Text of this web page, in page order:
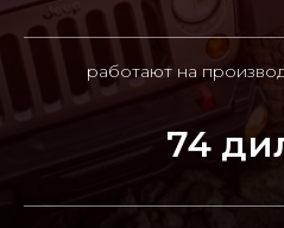
работают на
74